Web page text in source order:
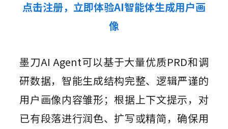
点击注册，立即体验AI智能体生成用户画
像
墨刀AI Agent可以基于大量优质PRD和调
研数据，智能生成结构完整、逻辑严谨的
用户画像内容雏形；根据上下文提示，对
已有段落进行润色、扩写或精简，确保用